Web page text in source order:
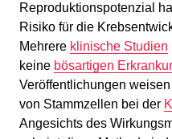
Reproduktionspotenzial
Risiko für die
Mehrere klinische Studien
keine bösartigen
Veröffentlichungen
von Stammzellen bei der
Angesichts des